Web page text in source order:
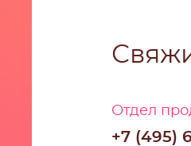
Отдел
+7 (495)